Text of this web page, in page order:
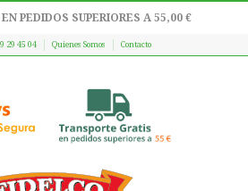
PEDIDOS SUPERIORES A 55,00 €
29 45 04 Quienes Somos Contacto